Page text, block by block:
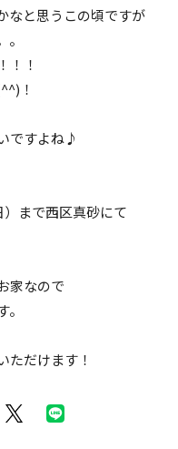
なと思うこの頃ですが
！！
！
ですよね♪
まで西区真砂にて
家なので
ただけます！